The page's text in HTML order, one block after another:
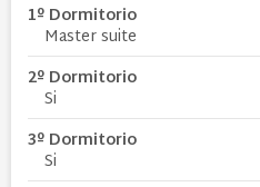
1º Dormitorio
Master suite
2º Dormitorio
Si
3º Dormitorio
Si